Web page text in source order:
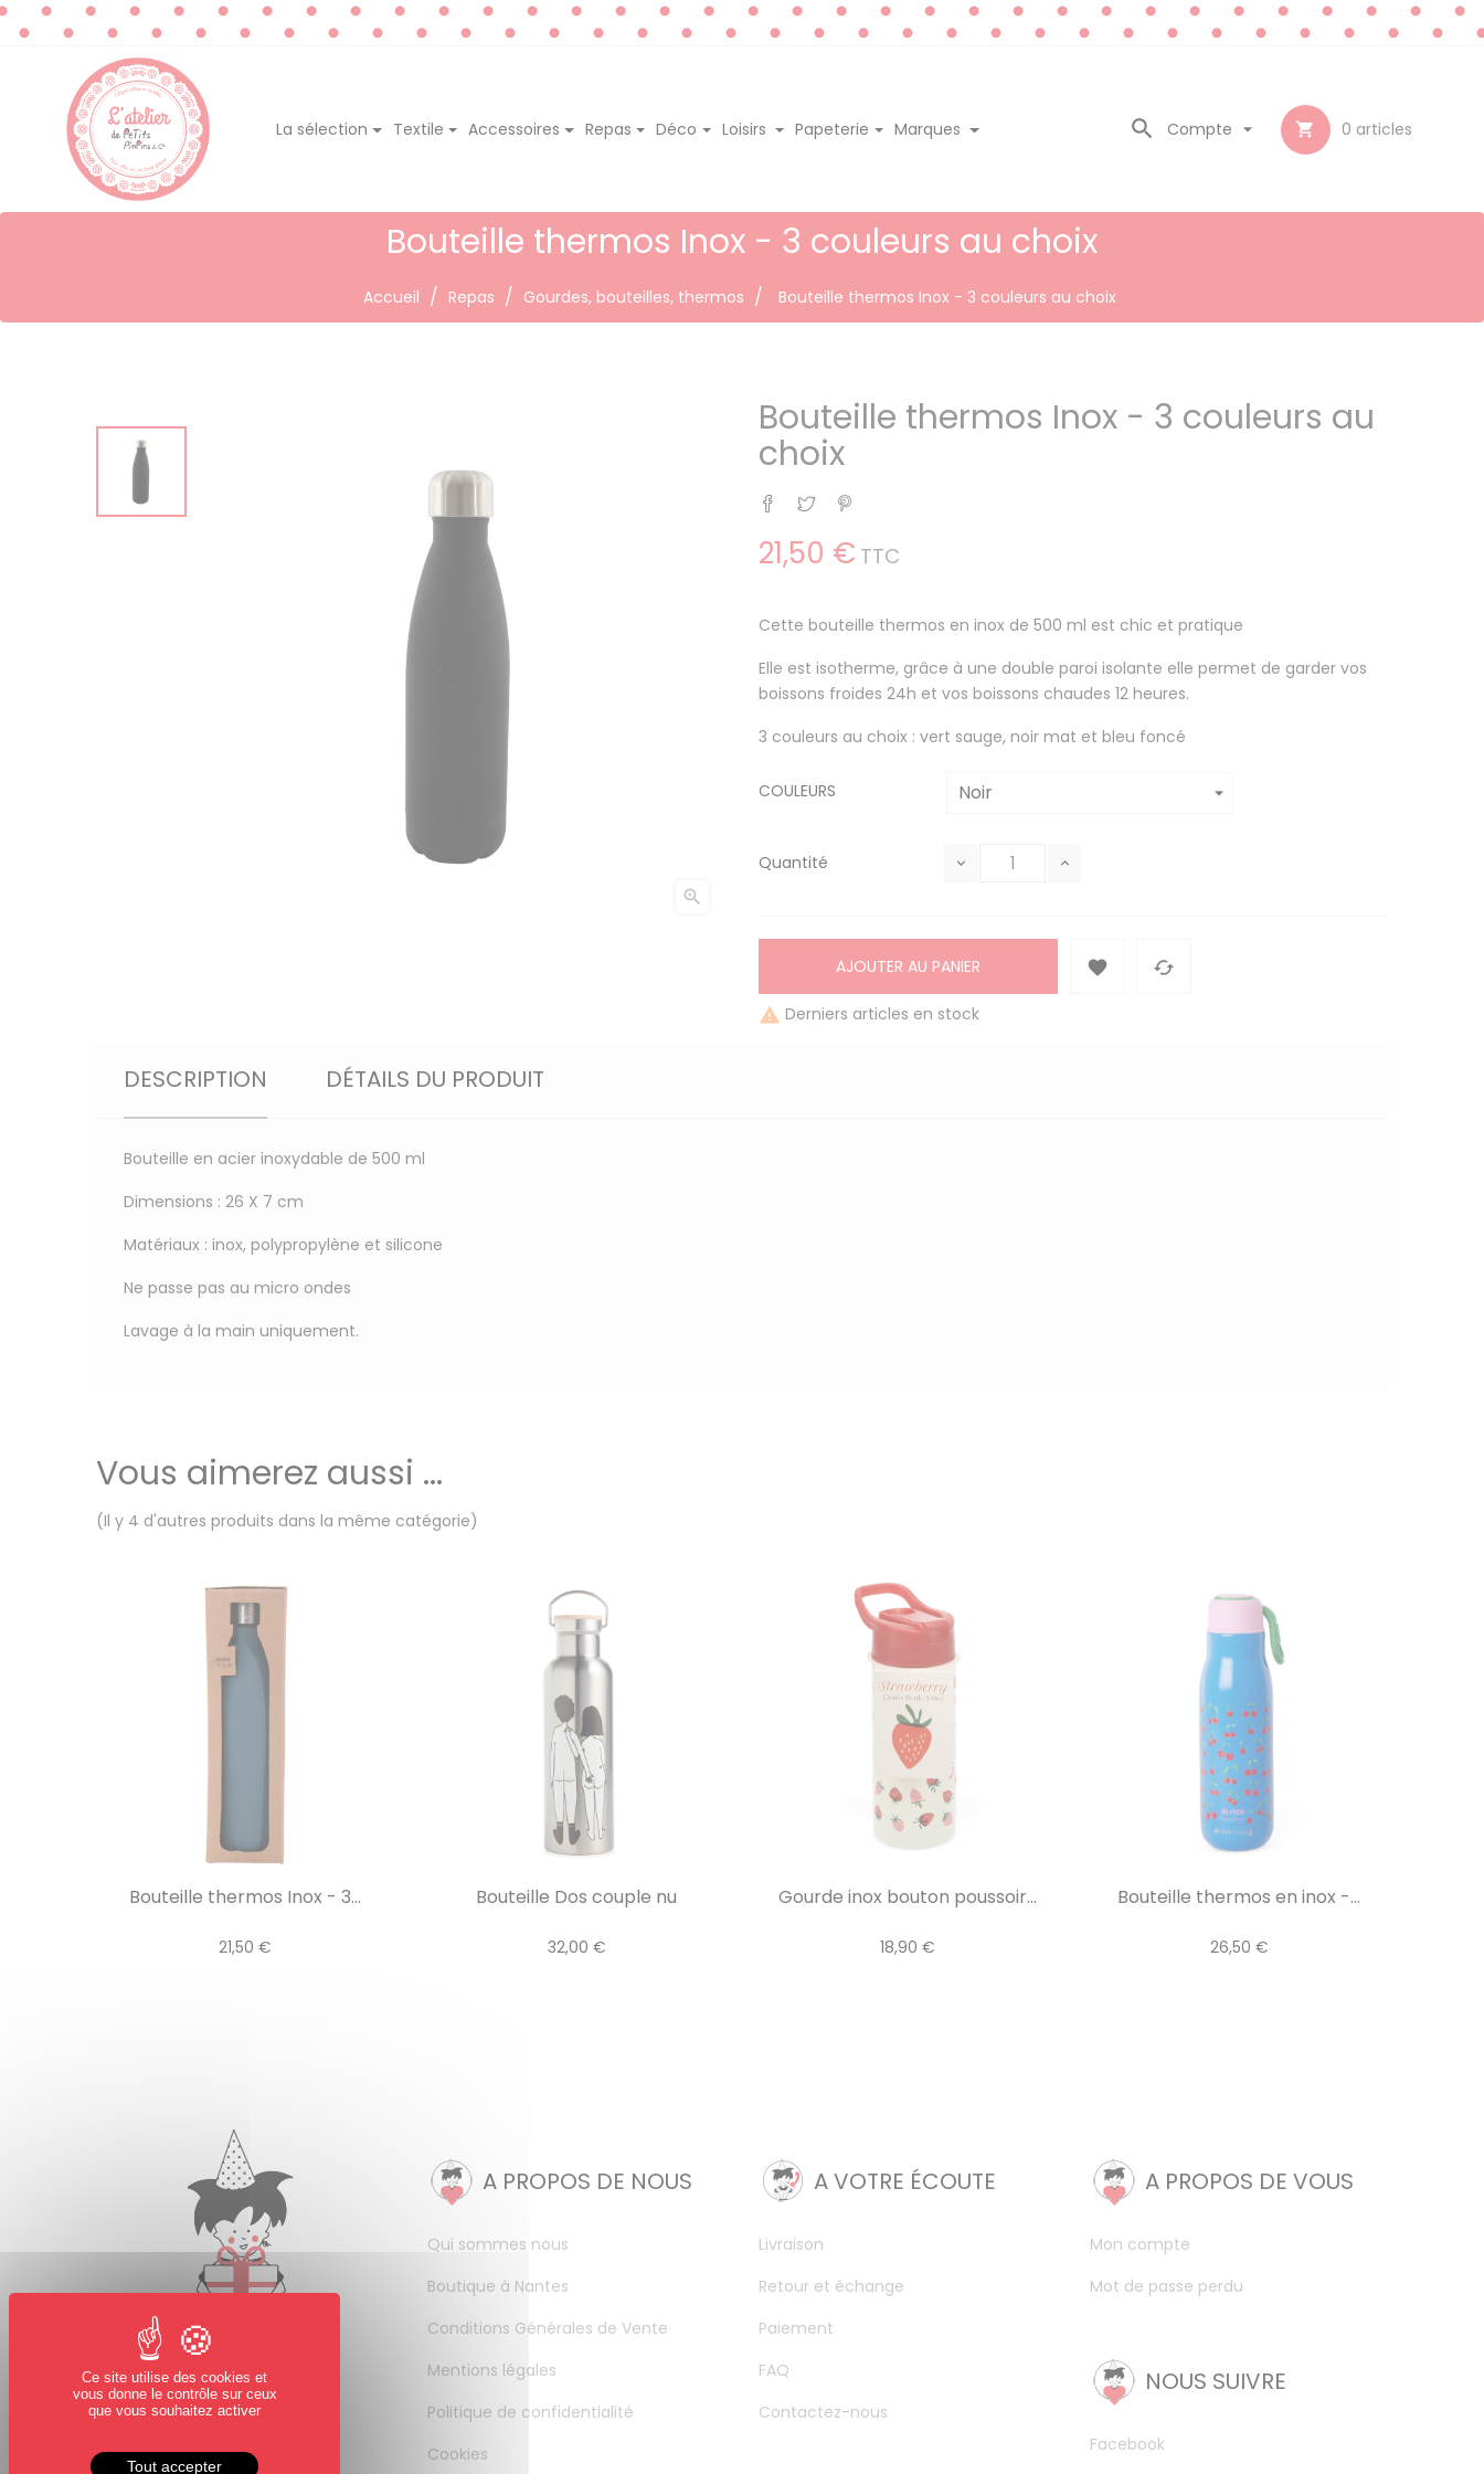
La sélection Textile Accessoires Repas Déco Loisirs Papeterie Marques  0 articles
Compte 

Bouteille thermos Inox - 3 couleurs au choix
Accueil Repas Gourdes, bouteilles, thermos Bouteille thermos Inox - 3 couleurs au choix

Bouteille thermos Inox - 3 couleurs au
choix
Partager
Tweet
21,50 € TTC
Cette bouteille thermos en inox de 500 ml est chic et pratique
Elle est isotherme, grâce à une double paroi isolante elle permet de garder vos
boissons froides 24h et vos boissons chaudes 12 heures.
3 couleurs au choix : vert sauge, noir mat et bleu foncé
COULEURS
Quantité
AJOUTER AU PANIER  
 Derniers articles en stock
DESCRIPTION DÉTAILS DU PRODUIT
Bouteille en acier inoxydable de 500 ml
Dimensions : 26 X 7 cm
Matériaux : inox, polypropylène et silicone
Ne passe pas au micro ondes
Lavage à la main uniquement.
Vous aimerez aussi ...
(Il y 4 d'autres produits dans la même catégorie)
Bouteille thermos Inox - 3...
21,50 €
Bouteille Dos couple nu
32,00 €
Gourde inox bouton poussoir...
18,90 €
Bouteille thermos en inox -...
26,50 €
A PROPOS DE NOUS
Qui sommes nous
Boutique à Nantes
Conditions Générales de Vente
Mentions légales
Politique de confidentialité
Cookies
A VOTRE ÉCOUTE
Livraison
Retour et échange
Paiement
FAQ
Contactez-nous
A PROPOS DE VOUS
Mon compte
Mot de passe perdu
NOUS SUIVRE
Facebook
Ce site utilise des cookies et
vous donne le contrôle sur ceux
que vous souhaitez activer
Tout accepter